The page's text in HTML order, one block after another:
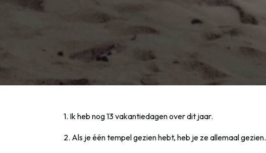
1. Ik heb nog 13 vakantiedagen over dit jaar.
2. Als je één tempel gezien hebt, heb je ze allemaal gezien.